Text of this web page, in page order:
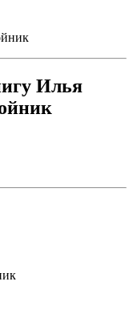
Илья